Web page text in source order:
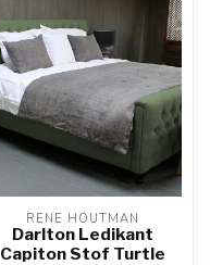
RENE HOUTMAN
Darlton Ledikant
Capiton Stof Turtle